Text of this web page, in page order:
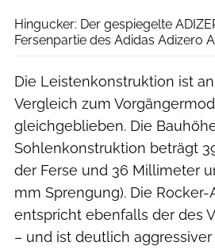
Hingucker: Der gespiegelte
Fersenpartie des Adidas Adizero
Die Leistenkonstruktion ist
Vergleich zum
gleichgeblieben. Die
Sohlenkonstruktion beträgt
der Ferse und 36 Millimeter
mm Sprengung). Die
entspricht ebenfalls der des
– und ist deutlich